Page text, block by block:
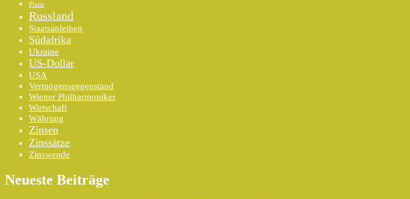
Platin
Russland
Staatsanleihen
Südafrika
Ukraine
US-Dollar
USA
Vermögensgegenstand
Wiener Philharmoniker
Wirtschaft
Währung
Zinsen
Zinssätze
Zinswende
Neueste Beiträge